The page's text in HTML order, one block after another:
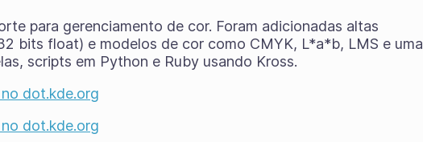
para gerenciamento de cor. Foram adicionadas altas
bits float) e modelos de cor como CMYK, L*a*b, LMS e uma
scripts em Python e Ruby usando Kross.
dot.kde.org
dot.kde.org